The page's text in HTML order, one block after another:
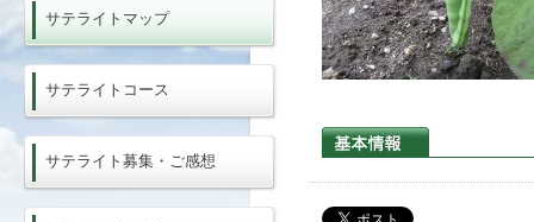
サテライトマップ
サテライトコース
サテライト募集・ご感想